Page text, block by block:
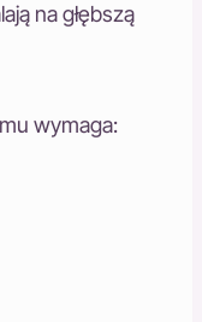
na głębszą
wymaga: